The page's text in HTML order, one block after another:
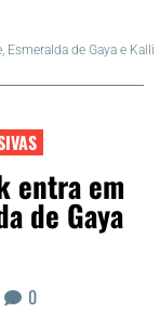
de Gaya e Kalli
entra em
de Gaya
0